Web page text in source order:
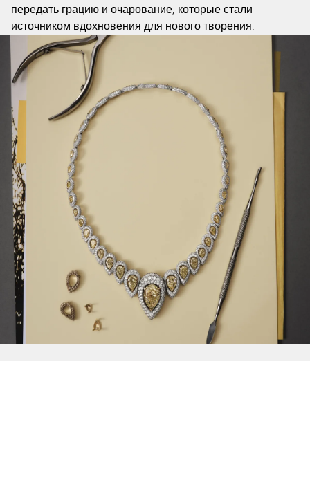
передать грацию и очарование, которые стали
источником вдохновения для нового творения.